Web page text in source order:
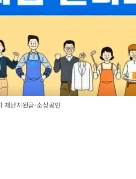
재난지원금-소상공인